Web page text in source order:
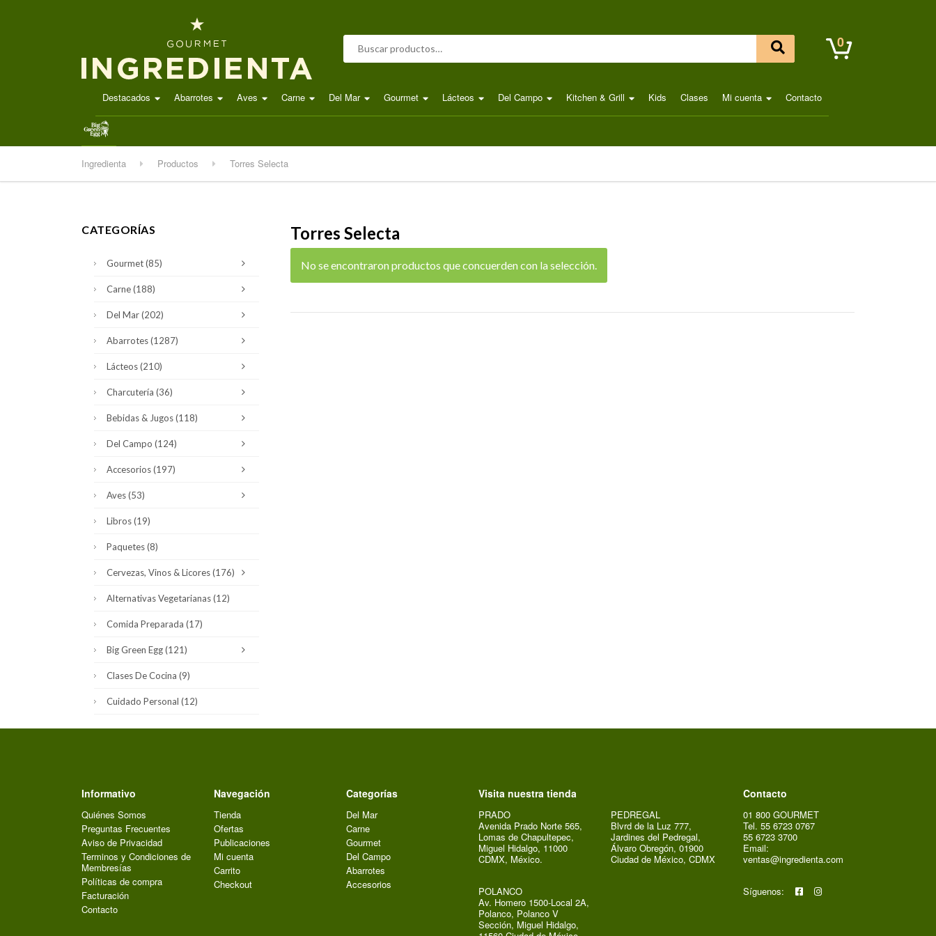
Buscar por: 0
Destacados Abarrotes Aves Carne Del Mar Gourmet Lácteos Del Campo Kitchen & Grill Kids Clases Mi cuenta Contacto
.
Ingredienta Productos Torres Selecta
Torres Selecta
No se encontraron productos que concuerden con la selección.
CATEGORÍAS
Gourmet(85)
Carne(188)
Del Mar(202)
Abarrotes(1287)
Lácteos(210)
Charcutería (36)
Bebidas & Jugos(118)
Del Campo (124)
Accesorios(197)
Aves(53)
Libros(19)
Paquetes(8)
Cervezas, Vinos & Licores(176)
Alternativas Vegetarianas(12)
Comida Preparada (17)
Big Green Egg(121)
Clases De Cocina (9)
Cuidado Personal (12)
Informativo
Quiénes Somos
Preguntas Frecuentes
Aviso de Privacidad
Terminos y Condiciones de
Membresías
Políticas de compra
Facturación
Contacto
Navegación
Tienda
Ofertas
Publicaciones
Mi cuenta
Carrito
Checkout
Categorías
Del Mar
Carne
Gourmet
Del Campo
Abarrotes
Accesorios
Visita nuestra tienda
PRADO
Avenida Prado Norte 565,
Lomas de Chapultepec,
Miguel Hidalgo, 11000
CDMX, México.
POLANCO
Av. Homero 1500-Local 2A,
Polanco, Polanco V
Sección, Miguel Hidalgo,
PEDREGAL
Blvrd de la Luz 777,
Jardines del Pedregal,
Álvaro Obregón, 01900
Ciudad de México, CDMX
Contacto
01 800 GOURMET
Tel. 55 6723 0767
55 6723 3700
Email:
ventas@ingredienta.com
Síguenos: